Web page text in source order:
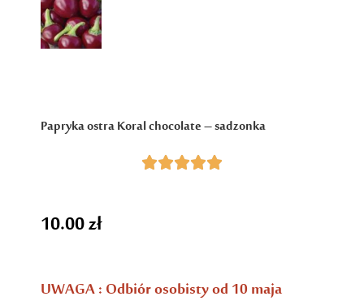
Papryka ostra Koral chocolate – sadzonka

10.00zł
UWAGA : Odbiór osobisty od 10 maja